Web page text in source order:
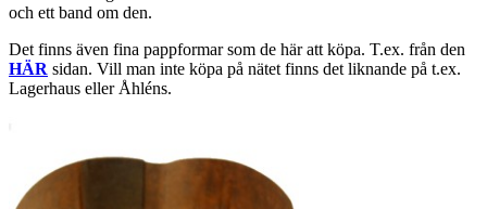
och ett band om den.
Det finns även fina pappformar som de här att köpa. T.ex. från den
HÄR sidan. Vill man inte köpa på nätet finns det liknande på t.ex.
Lagerhaus eller Åhléns.